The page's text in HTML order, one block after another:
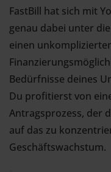
FastBill hat sich mit
genau dabei unter
einen
Bedürfnisse deines
Du profitierst von
Antragsprozess, der
auf das zu
Geschäftswachstum.